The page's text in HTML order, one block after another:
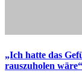
„Ich hatte das
rauszuholen wäre“